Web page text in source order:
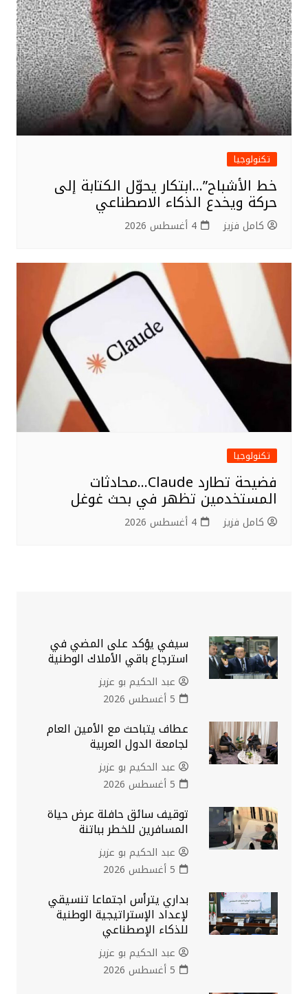
تكنولوجيا
خط الأشباح”…ابتكار يحوّل الكتابة إلى
حركة ويخدع الذكاء الاصطناعي
كامل فزيز 4 أغسطس 2026
تكنولوجيا
فضيحة تطارد Claude…محادثات
المستخدمين تظهر في بحث غوغل
كامل فزيز 4 أغسطس 2026
سيفي يؤكد على المضي في
استرجاع باقي الأملاك الوطنية
عبد الحكيم بو عزيز
5 أغسطس 2026
عطاف يتباحث مع الأمين العام
لجامعة الدول العربية
عبد الحكيم بو عزيز
5 أغسطس 2026
توقيف سائق حافلة عرض حياة
المسافرين للخطر بباتنة
عبد الحكيم بو عزيز
5 أغسطس 2026
بداري يترأس اجتماعا تنسيقي
لإعداد الإستراتيجية الوطنية
للذكاء الإصطناعي
عبد الحكيم بو عزيز
5 أغسطس 2026